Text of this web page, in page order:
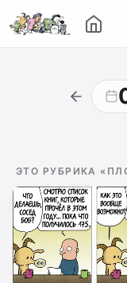
ЭТО РУБРИКА